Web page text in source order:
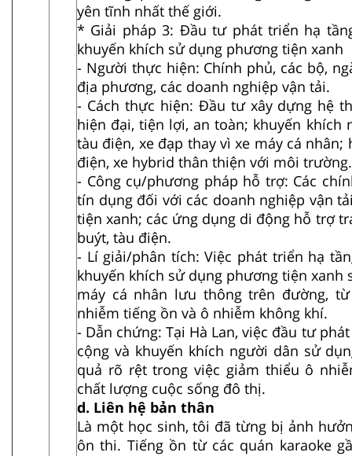
yên tĩnh nhất thế giới.
* Giải pháp 3: Đầu tư phát triển hạ
khuyến khích sử dụng phương tiện xanh
- Người thực hiện: Chính phủ, các bộ,
địa phương, các doanh nghiệp vận tải.
- Cách thực hiện: Đầu tư xây dựng hệ
hiện đại, tiện lợi, an toàn; khuyến khích
tàu điện, xe đạp thay vì xe máy cá
điện, xe hybrid thân thiện với môi trường.
- Công cụ/phương pháp hỗ trợ: Các
tín dụng đối với các doanh nghiệp vận
tiện xanh; các ứng dụng di động hỗ trợ
buýt, tàu điện.
- Lí giải/phân tích: Việc phát triển hạ
khuyến khích sử dụng phương tiện xanh
máy cá nhân lưu thông trên đường,
nhiễm tiếng ồn và ô nhiễm không khí.
- Dẫn chứng: Tại Hà Lan, việc đầu tư
cộng và khuyến khích người dân sử
quả rõ rệt trong việc giảm thiểu ô
chất lượng cuộc sống đô thị.
d. Liên hệ bản thân
Là một học sinh, tôi đã từng bị ảnh
ôn thi. Tiếng ồn từ các quán karaoke